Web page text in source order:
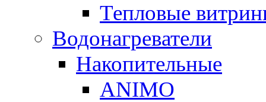
Тепловые
Водонагреватели
Накопительные
ANIMO